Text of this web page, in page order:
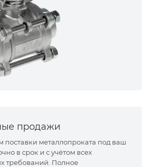
продажи
поставки металлопроката под ваш
в срок и с учётом всех
требований. Полное